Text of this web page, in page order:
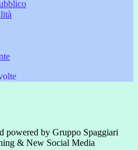
powered by Gruppo Spaggiari
& New Social Media